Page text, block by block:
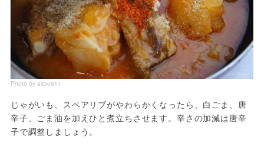
Photo by ako0811
じゃがいも、スペアリブがやわらかくなったら、白ごま、唐
辛子、ごま油を加えひと煮立ちさせます。辛さの加減は唐辛
子で調整しましょう。